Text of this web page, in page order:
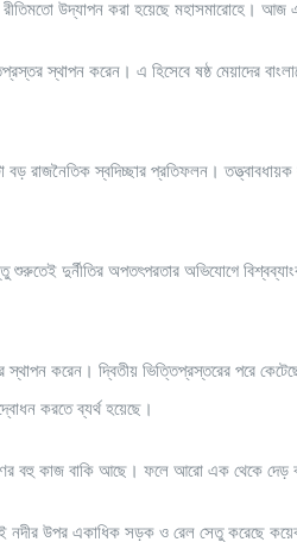
রীতিমতো উদ্যাপন করা হয়েছে মহাসমারোহে।
স্থাপন করেন। এ হিসেবে ষষ্ঠ মেয়াদের
রাজনৈতিক স্বদিচ্ছার প্রতিফলন। তত্ত্বাবধায়ক
দুর্নীতির অপতৎপরতার অভিযোগে
স্থাপন করেন। দ্বিতীয় ভিত্তিপ্রস্তরের পরে
করতে ব্যর্থ হয়েছে।
বহু কাজ বাকি আছে। ফলে আরো এক থেকে দেড়
নদীর উপর একাধিক সড়ক ও রেল সেতু করেছে